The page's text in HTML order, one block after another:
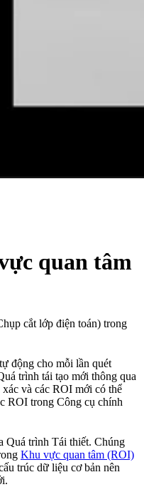
quan tâm
cắt lớp điện toán) trong
động cho mỗi lần quét
trình tái tạo mới thông qua
và các ROI mới có thể
ROI trong Công cụ chính
Quá trình Tái thiết. Chúng
Khu vực quan tâm (ROI)
trúc dữ liệu cơ bản nên